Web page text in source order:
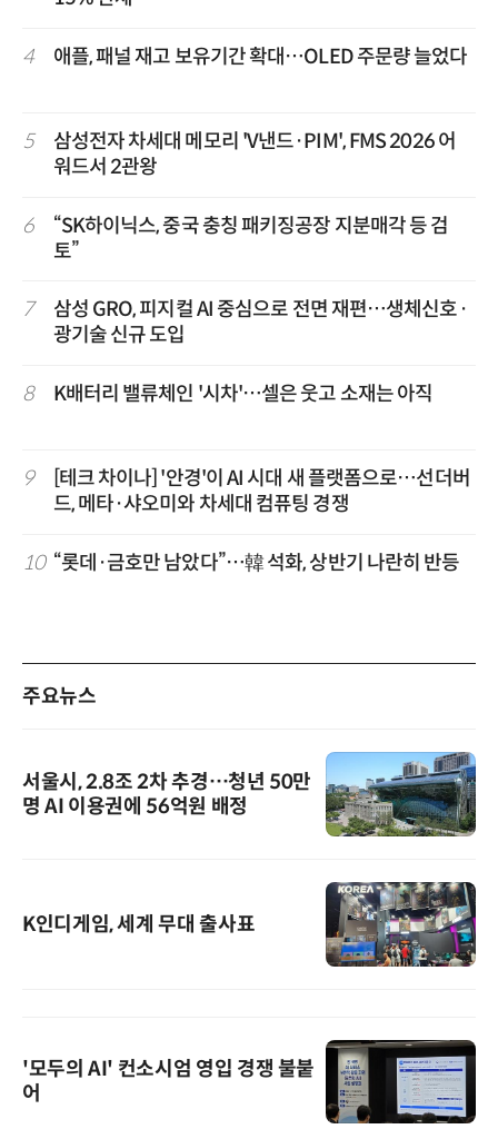
4 애플, 패널 재고 보유기간 확대…OLED 주문량 늘었다
5
삼성전자 차세대 메모리 'V낸드·PIM', FMS 2026 어
워드서 2관왕
6
“SK하이닉스, 중국 충칭 패키징공장 지분매각 등 검
토”
7
삼성 GRO, 피지컬 AI 중심으로 전면 재편…생체신호·
광기술 신규 도입
8 K배터리 밸류체인 '시차'…셀은 웃고 소재는 아직
9
[테크 차이나] '안경'이 AI 시대 새 플랫폼으로…선더버
드, 메타·샤오미와 차세대 컴퓨팅 경쟁
10 “롯데·금호만 남았다”…韓 석화, 상반기 나란히 반등
주요뉴스
서울시, 2.8조 2차 추경…청년 50만
명 AI 이용권에 56억원 배정
K인디게임, 세계 무대 출사표
'모두의 AI' 컨소시엄 영입 경쟁 불붙
어